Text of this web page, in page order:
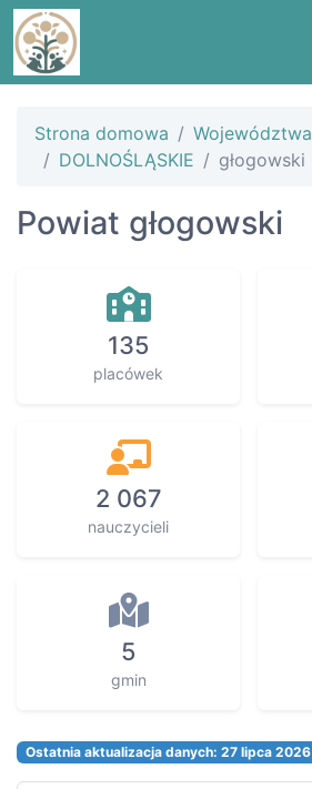
Strona domowa
Województwa
DOLNOŚLĄSKIE
głogowski
Powiat głogowski
135
placówek
2 067
nauczycieli
5
gmin
Ostatnia aktualizacja danych: 27 lipca 2026